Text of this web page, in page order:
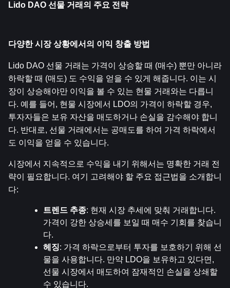
Lido DAO 선물 거래의 주요 전략
다양한 시장 상황에서의 이익 창출 방법
Lido DAO 선물 거래는 가격이 상승할 때 (매수) 뿐만 아니라
하락할 때 (매도) 도 수익을 얻을 수 있게 해줍니다. 이는 시
장이 상승해야만 이익을 볼 수 있는 현물 거래와는 다릅니
다. 예를 들어, 현물 시장에서 LDO의 가격이 하락할 경우,
투자자들은 보유 자산을 매도하거나 손실을 감수해야 합니
다. 반대로, 선물 거래에서는 공매도를 하여 가격 하락에서
도 이익을 얻을 수 있습니다.
시장에서 지속적으로 수익을 내기 위해서는 명확한 거래 전
략이 필요합니다. 여기 고려해야 할 주요 접근법을 소개합니
다:
트렌드 추종: 현재 시장 추세에 맞춰 거래합니다.
가격이 강한 상승세를 보일 때 매수 기회를 찾습니
다.
헤징: 가격 하락으로부터 투자를 보호하기 위해 선
물을 사용합니다. 만약 LDO을 보유하고 있다면,
선물 시장에서 매도하여 잠재적인 손실을 상쇄할
수 있습니다.